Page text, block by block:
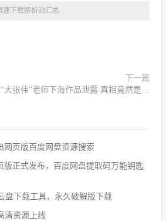
速下载解析站汇总
下一篇
大张伟”老师下海作品泄露 真相竟然是…
网页版百度网盘资源搜索
版正式发布，百度网盘提取码万能钥匙
盘下载工具，永久破解版下载
清资源上线